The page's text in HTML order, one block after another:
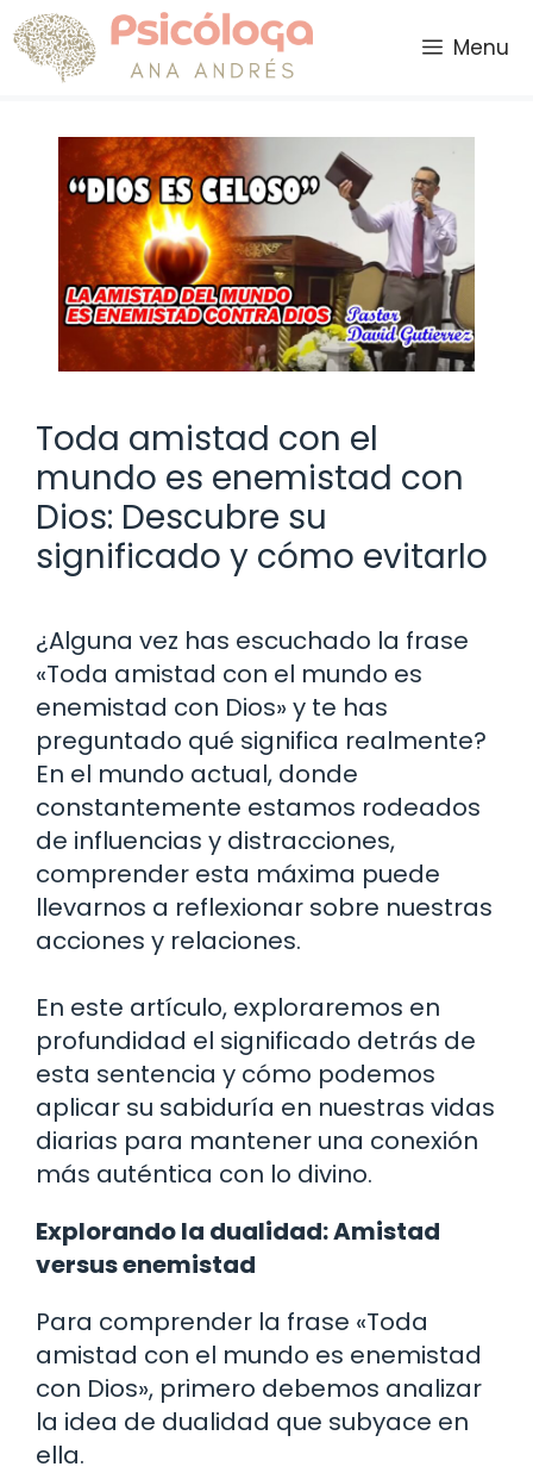
Saltar
al
contenido
Menu
Toda amistad con el
mundo es enemistad con
Dios: Descubre su
significado y cómo evitarlo
¿Alguna vez has escuchado la frase
«Toda amistad con el mundo es
enemistad con Dios» y te has
preguntado qué significa realmente?
En el mundo actual, donde
constantemente estamos rodeados
de influencias y distracciones,
comprender esta máxima puede
llevarnos a reflexionar sobre nuestras
acciones y relaciones.
En este artículo, exploraremos en
profundidad el significado detrás de
esta sentencia y cómo podemos
aplicar su sabiduría en nuestras vidas
diarias para mantener una conexión
más auténtica con lo divino.
Explorando la dualidad: Amistad
versus enemistad
Para comprender la frase «Toda
amistad con el mundo es enemistad
con Dios», primero debemos analizar
la idea de dualidad que subyace en
ella.